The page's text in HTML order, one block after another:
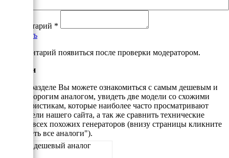
Комментарий *
Добавить
*Комментарий появиться после проверки модератором.
Аналоги
В этом разделе Вы можете ознакомиться с самым дешевым и
самым дорогим аналогом, увидеть две модели со схожими
характеристикам, которые наиболее часто просматривают
посетители нашего сайта, а так же сравнить технические
данные всех похожих генераторов (внизу страницы кликните
"Смотреть все аналоги").
Самый дешевый аналог